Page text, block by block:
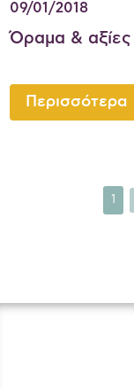
09/01/2018
Όραμα & αξίες
Περισσότερα
1